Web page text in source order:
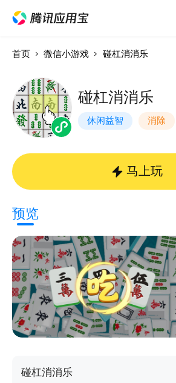
首页 微信小游戏 碰杠消消乐
碰杠消消乐
休闲益智 消除
马上玩
预览
碰杠消消乐